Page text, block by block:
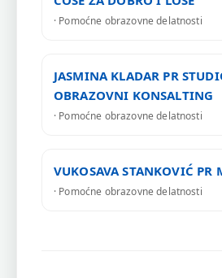
· Pomoćne obrazovne delatnosti
JASMINA KLADAR PR
OBRAZOVNI KONSALTING
· Pomoćne obrazovne delatnosti
VUKOSAVA STANKOVIĆ PR
· Pomoćne obrazovne delatnosti